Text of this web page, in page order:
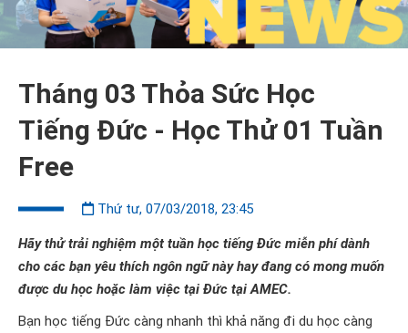
Tháng 03 Thỏa Sức Học
Tiếng Đức - Học Thử 01 Tuần
Free
Thứ tư, 07/03/2018, 23:45
Hãy thử trải nghiệm một tuần học tiếng Đức miễn phí dành
cho các bạn yêu thích ngôn ngữ này hay đang có mong muốn
được du học hoặc làm việc tại Đức tại AMEC.
Bạn học tiếng Đức càng nhanh thì khả năng đi du học càng